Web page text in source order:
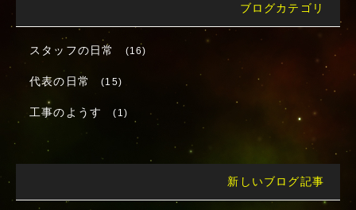
ブログカテゴリ
スタッフの日常 (16)
代表の日常 (15)
工事のようす (1)
新しいブログ記事